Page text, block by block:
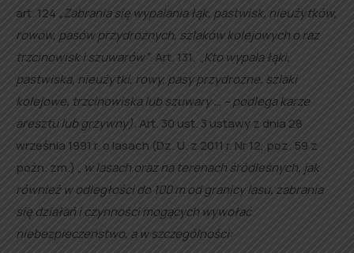
art. 124 „Zabrania się wypalania łąk, pastwisk, nieużytków,
rowów, pasów przydrożnych, szlaków kolejowych o raz
trzcinowisk i szuwarów”. Art. 131. „Kto wypala łąki,
pastwiska, nieużytki, rowy, pasy przydrożne, szlaki
kolejowe, trzcinowiska lub szuwary … – podlega karze
aresztu lub grzywny). Art. 30 ust. 3 ustawy z dnia 28
września 1991 r. o lasach (Dz. U. z 2011 r. Nr 12, poz. 59 z
późn. zm.) „ w lasach oraz na terenach śródleśnych, jak
również w odległości do 100 m od granicy lasu, zabrania
się działań i czynności mogących wywołać
niebezpieczeństwo, a w szczególności: